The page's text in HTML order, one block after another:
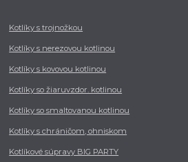
Kotlíky s trojnožkou
Kotlíky s nerezovou kotlinou
Kotlíky s kovovou kotlinou
Kotlíky so žiaruvzdor. kotlinou
Kotlíky so smaltovanou kotlinou
Kotlíky s chráničom, ohniskom
Kotlíkové súpravy BIG PARTY